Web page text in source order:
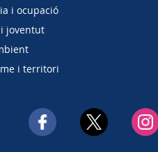
i ocupació
joventut
i territori